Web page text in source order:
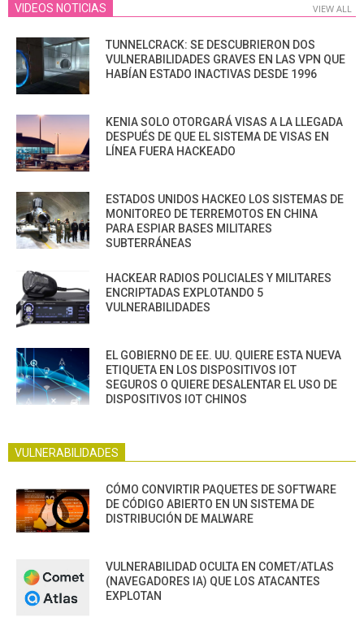
VIDEOS NOTICIAS VIEW ALL
TUNNELCRACK: SE DESCUBRIERON DOS
VULNERABILIDADES GRAVES EN LAS VPN QUE
HABÍAN ESTADO INACTIVAS DESDE 1996
KENIA SOLO OTORGARÁ VISAS A LA LLEGADA
DESPUÉS DE QUE EL SISTEMA DE VISAS EN
LÍNEA FUERA HACKEADO
ESTADOS UNIDOS HACKEO LOS SISTEMAS DE
MONITOREO DE TERREMOTOS EN CHINA
PARA ESPIAR BASES MILITARES
SUBTERRÁNEAS
HACKEAR RADIOS POLICIALES Y MILITARES
ENCRIPTADAS EXPLOTANDO 5
VULNERABILIDADES
EL GOBIERNO DE EE. UU. QUIERE ESTA NUEVA
ETIQUETA EN LOS DISPOSITIVOS IOT
SEGUROS O QUIERE DESALENTAR EL USO DE
DISPOSITIVOS IOT CHINOS
VULNERABILIDADES
CÓMO CONVIRTIR PAQUETES DE SOFTWARE
DE CÓDIGO ABIERTO EN UN SISTEMA DE
DISTRIBUCIÓN DE MALWARE
VULNERABILIDAD OCULTA EN COMET/ATLAS
(NAVEGADORES IA) QUE LOS ATACANTES
EXPLOTAN